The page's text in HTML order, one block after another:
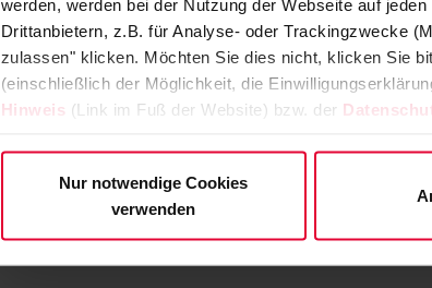
werden, werden bei der Nutzung der Webseite auf
Drittanbietern, z.B. für Analyse- oder Trackingzwecke
zulassen" klicken. Möchten Sie dies nicht, klicken Sie
(einschließlich der Möglichkeit, die
Hinweis (Link im Fuß der Website) bzw. der
Nur notwendige Cookies
verwenden
BEKASTEEL